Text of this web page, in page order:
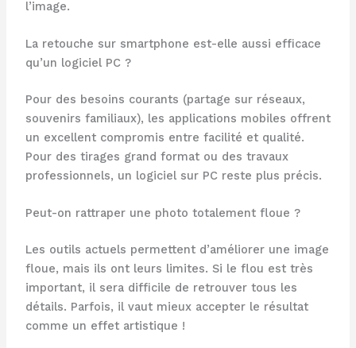
l’image.
La retouche sur smartphone est-elle aussi efficace
qu’un logiciel PC ?
Pour des besoins courants (partage sur réseaux,
souvenirs familiaux), les applications mobiles offrent
un excellent compromis entre facilité et qualité.
Pour des tirages grand format ou des travaux
professionnels, un logiciel sur PC reste plus précis.
Peut-on rattraper une photo totalement floue ?
Les outils actuels permettent d’améliorer une image
floue, mais ils ont leurs limites. Si le flou est très
important, il sera difficile de retrouver tous les
détails. Parfois, il vaut mieux accepter le résultat
comme un effet artistique !